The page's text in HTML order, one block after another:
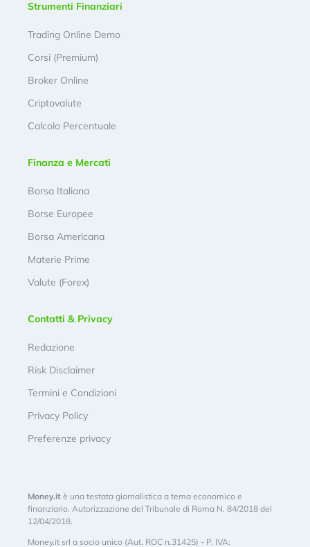
Strumenti Finanziari
Trading Online Demo
Corsi (Premium)
Broker Online
Criptovalute
Calcolo Percentuale
Finanza e Mercati
Borsa Italiana
Borse Europee
Borsa Americana
Materie Prime
Valute (Forex)
Contatti & Privacy
Redazione
Risk Disclaimer
Termini e Condizioni
Privacy Policy
Preferenze privacy
Money.it è una testata giornalistica a tema economico e
finanziario. Autorizzazione del Tribunale di Roma N. 84/2018 del
12/04/2018.
Money.it srl a socio unico (Aut. ROC n.31425) - P. IVA: